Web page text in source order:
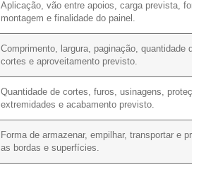
Aplicação, vão entre apoios, carga prevista,
montagem e finalidade do painel.
Comprimento, largura, paginação, quantidade de
cortes e aproveitamento previsto.
Quantidade de cortes, furos, usinagens, proteção
extremidades e acabamento previsto.
Forma de armazenar, empilhar, transportar e
as bordas e superfícies.